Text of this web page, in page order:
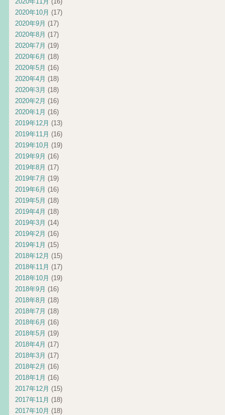
2020年10月 (17)
2020年9月 (17)
2020年8月 (17)
2020年7月 (19)
2020年6月 (18)
2020年5月 (16)
2020年4月 (18)
2020年3月 (18)
2020年2月 (16)
2020年1月 (16)
2019年12月 (13)
2019年11月 (16)
2019年10月 (19)
2019年9月 (16)
2019年8月 (17)
2019年7月 (19)
2019年6月 (16)
2019年5月 (18)
2019年4月 (18)
2019年3月 (14)
2019年2月 (16)
2019年1月 (15)
2018年12月 (15)
2018年11月 (17)
2018年10月 (19)
2018年9月 (16)
2018年8月 (18)
2018年7月 (18)
2018年6月 (16)
2018年5月 (19)
2018年4月 (17)
2018年3月 (17)
2018年2月 (16)
2018年1月 (16)
2017年12月 (15)
2017年11月 (18)
2017年10月 (18)